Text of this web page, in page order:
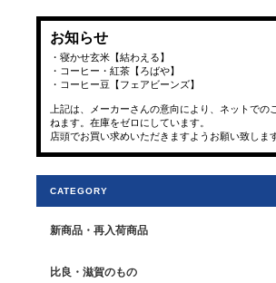
お知らせ
・寝かせ玄米【結わえる】
・コーヒー・紅茶【ろばや】
・コーヒー豆【フェアビーンズ】
上記は、メーカーさんの意向により、ネットでの
ねます。在庫をゼロにしています。
店頭でお買い求めいただきますようお願い致します
CATEGORY
新商品・再入荷商品
比良・滋賀のもの